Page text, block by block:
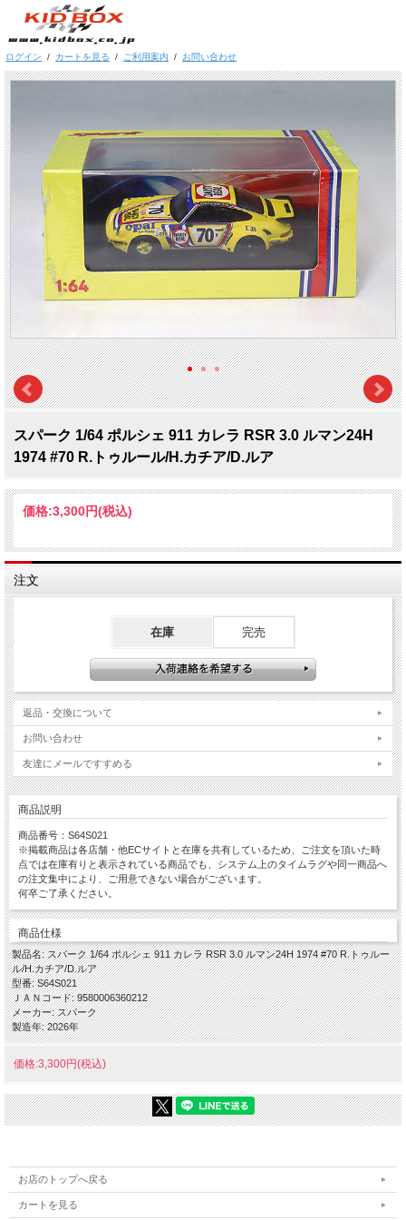
ログイン / カートを見る / ご利用案内 / お問い合わせ
スパーク 1/64 ポルシェ 911 カレラ RSR 3.0 ルマン24H
1974 #70 R.トゥルール/H.カチア/D.ルア
価格:3,300円(税込)
注文
在庫 完売
返品・交換について
お問い合わせ
友達にメールですすめる
商品説明
商品番号：S64S021
※掲載商品は各店舗・他ECサイトと在庫を共有しているため、ご注文を頂いた時
点では在庫有りと表示されている商品でも、システム上のタイムラグや同一商品へ
の注文集中により、ご用意できない場合がございます。
何卒ご了承ください。
商品仕様
製品名: スパーク 1/64 ポルシェ 911 カレラ RSR 3.0 ルマン24H 1974 #70 R.トゥルー
ル/H.カチア/D.ルア
型番: S64S021
ＪＡＮコード: 9580006360212
メーカー: スパーク
製造年: 2026年
価格:3,300円(税込)
お店のトップへ戻る
カートを見る